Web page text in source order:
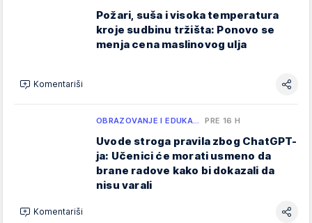
Požari, suša i visoka temperatura
kroje sudbinu tržišta: Ponovo se
menja cena maslinovog ulja
Komentariši
OBRAZOVANJE I EDUKA… PRE 16 H
Uvode stroga pravila zbog ChatGPT-
ja: Učenici će morati usmeno da
brane radove kako bi dokazali da
nisu varali
Komentariši